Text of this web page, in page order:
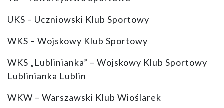
UKS – Uczniowski Klub Sportowy
WKS – Wojskowy Klub Sportowy
WKS „Lublinianka” – Wojskowy Klub Sportowy
Lublinianka Lublin
WKW – Warszawski Klub Wioślarek